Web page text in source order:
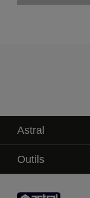
Astral
La marque
Service technique
Contact
Outils